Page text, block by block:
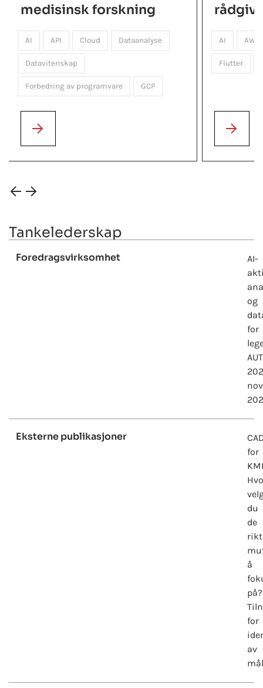
medisinsk forskning
AI API Cloud Dataanalyse
Datavitenskap
Forbedring av programvare GCP
AI AWS
Flutter
Tankelederskap
Foredragsvirksomhet
AI-
og
for
Eksterne publikasjoner
for
du
de
å
på?
for
av
mål